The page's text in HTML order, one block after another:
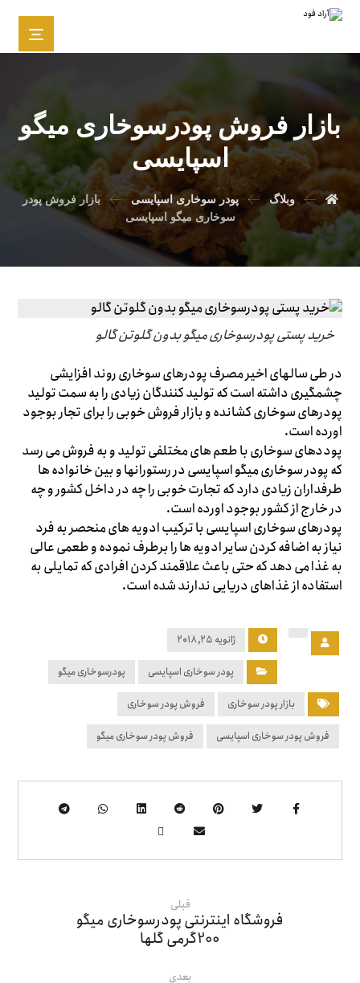
بازار فروش پودرسوخاری میگو
اسپایسی
وبلاگ پودر سوخاری اسپایسی
بازار فروش پودر
سوخاری میگو اسپایسی
خرید پستی پودرسوخاری میگو بدون گلوتن گالو
در طی سالهای اخیر مصرف پودرهای سوخاری روند افزایشی
چشمگیری داشته است که تولید کنندگان زیادی را به سمت تولید
پودرهای سوخاری کشانده و بازار فروش خوبی را برای تجار بوجود
اورده است.
پوددهای سوخاری با طعم های مختلفی تولید و به فروش می رسد
که پودر سوخاری میگو اسپایسی در رستورانها و بین خانواده ها
طرفداران زیادی دارد که تجارت خوبی را چه در داخل کشور و چه
در خارج از کشور بوجود اورده است.
پودرهای سوخاری اسپایسی با ترکیب ادویه های منحصر به فرد
نیاز به اضافه کردن سایر ادویه ها را برطرف نموده و طعمی عالی
به غذا می دهد که حتی باعث علاقمند کردن افرادی که تمایلی به
استفاده از غذاهای دریایی ندارند شده است.
ژانویه ۲۵, ۲۰۱۸
پودر سوخاری اسپایسی پودرسوخاری میگو
بازار پودر سوخاری فروش پودر سوخاری
فروش پودر سوخاری اسپایسی فروش پودر سوخاری میگو
قبلی
فروشگاه اینترنتی پودرسوخاری میگو
200گرمی گلها
بعدی